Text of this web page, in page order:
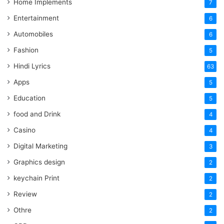
Home Implements 7
Entertainment 6
Automobiles 6
Fashion 5
Hindi Lyrics 63
Apps 5
Education 5
food and Drink 4
Casino 4
Digital Marketing 3
Graphics design 2
keychain Print 2
Review 2
Othre 2